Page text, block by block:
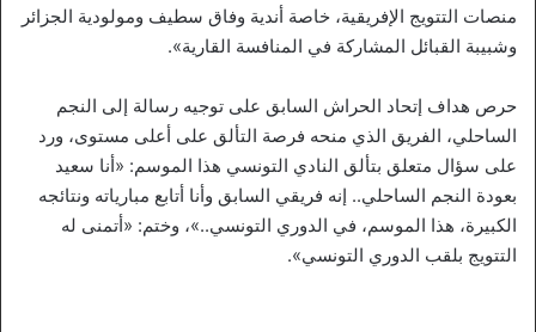
منصات التتويج الإفريقية، خاصة أندية وفاق سطيف ومولودية الجزائر
وشبيبة القبائل المشاركة في المنافسة القارية».
حرص هداف إتحاد الحراش السابق على توجيه رسالة إلى النجم
الساحلي، الفريق الذي منحه فرصة التألق على أعلى مستوى، ورد
على سؤال متعلق بتألق النادي التونسي هذا الموسم: «أنا سعيد
بعودة النجم الساحلي.. إنه فريقي السابق وأنا أتابع مبارياته ونتائجه
الكبيرة، هذا الموسم، في الدوري التونسي..»، وختم: «أتمنى له
التتويج بلقب الدوري التونسي».